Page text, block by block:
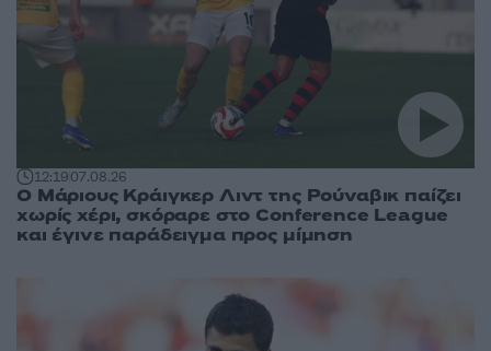
12:1907.08.26
Ο Μάριους Κράιγκερ Λιντ της Ρούναβικ παίζει
χωρίς χέρι, σκόραρε στο Conference League
και έγινε παράδειγμα προς μίμηση